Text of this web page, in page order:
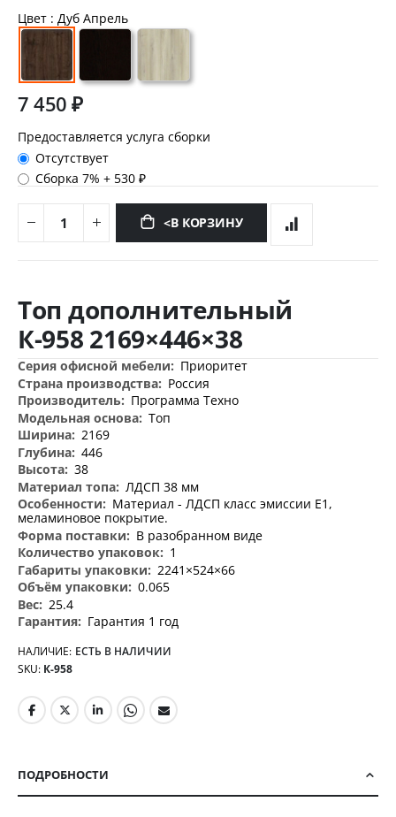
Цвет : Дуб Апрель
7 450 ₽
Предоставляется услуга сборки
Отсутствует
Сборка 7%+ 530 ₽
<В КОРЗИНУ
началу
изображений
Топ дополнительный
К-958 2169×446×38
Дополнительная
информация
Приоритет
Россия
Программа Техно
Топ
2169
446
38
ЛДСП 38 мм
Материал - ЛДСП класс эмиссии Е1,
меламиновое покрытие.
В разобранном виде
1
2241×524×66
0.065
25.4
Гарантия 1 год
НАЛИЧИЕ: ЕСТЬ В НАЛИЧИИ
SKU К-958
ПОДРОБНОСТИ